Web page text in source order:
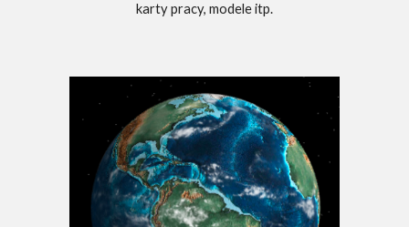
karty pracy, modele itp.